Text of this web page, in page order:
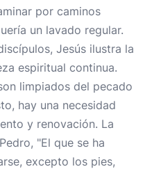
por caminos
un lavado regular.
Jesús ilustra la
espiritual continua.
limpiados del pecado
hay una necesidad
y renovación. La
"El que se ha
excepto los pies,